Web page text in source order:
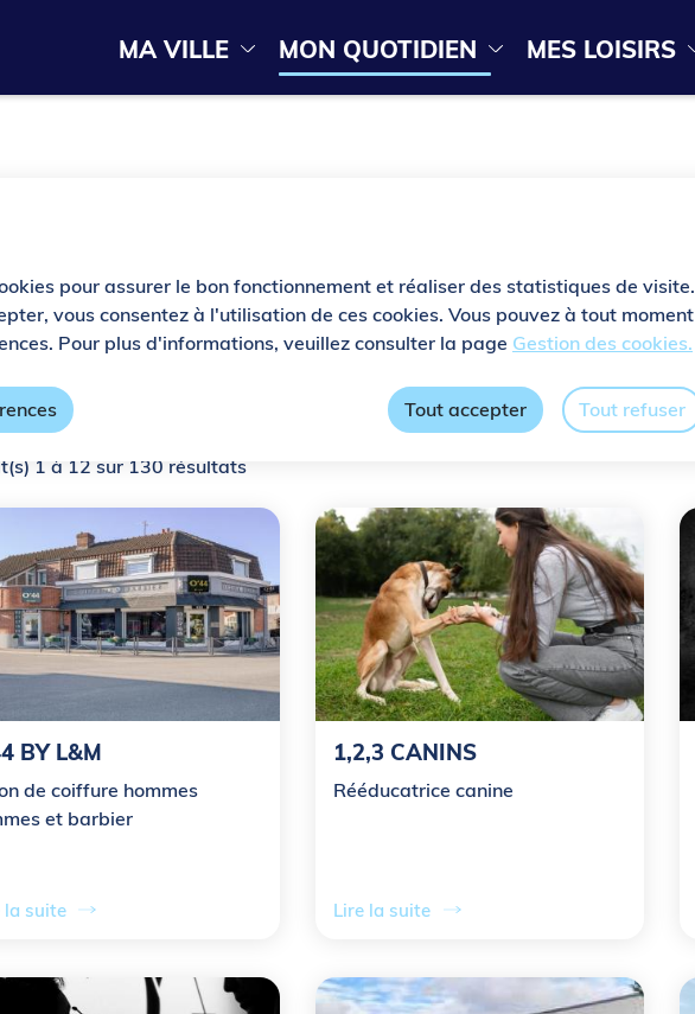
pour assurer le bon fonctionnement et réaliser des statistiques de visite.
vous consentez à l'utilisation de ces cookies. Vous pouvez à tout moment
Pour plus d'informations, veuillez consulter la page Gestion des cookies.
Tout accepter Tout refuser
principal Consulter le plan du site
a
v
t
i
p
r
i
n
c
a
l
MA VILLE MON QUOTIDIEN MES LOISIRS
1 à 12 sur 130 résultats
BY L&M
de coiffure hommes
et barbier
la suite
1,2,3 CANINS
Rééducatrice canine
Lire la suite